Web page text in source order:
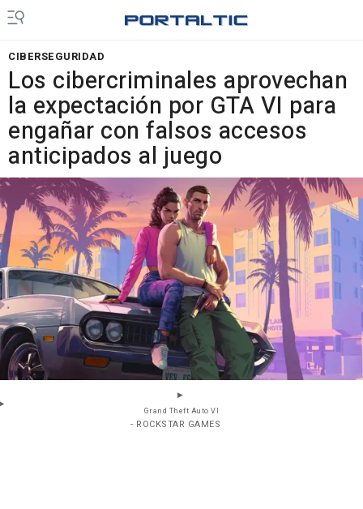
CIBERSEGURIDAD
Los cibercriminales aprovechan
la expectación por GTA VI para
engañar con falsos accesos
anticipados al juego
Grand Theft Auto VI
- ROCKSTAR GAMES